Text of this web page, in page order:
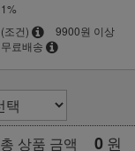
1%
(조건)
9900원 이상
무료배송
총 상품 금액 0 원